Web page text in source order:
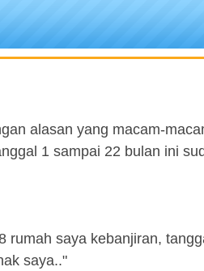
alasan yang macam-
1 sampai 22 bulan ini
rumah saya kebanjiran,
saya.."